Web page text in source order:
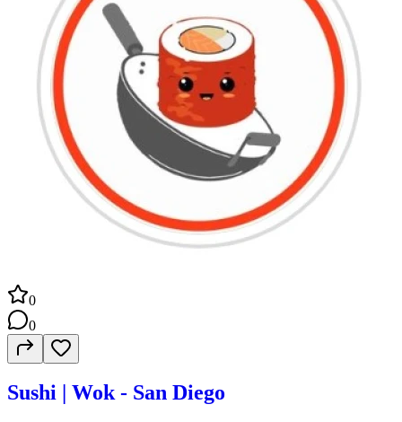
0
0
Sushi | Wok - San Diego